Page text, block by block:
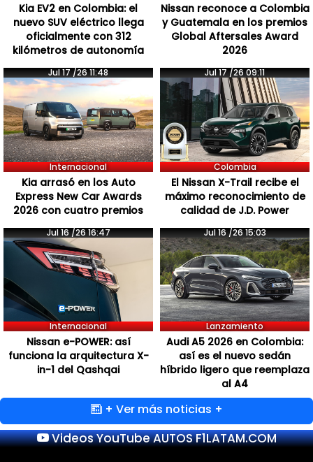
Kia EV2 en Colombia: el
nuevo SUV eléctrico llega
oficialmente con 312
kilómetros de autonomía
Nissan reconoce a Colombia
y Guatemala en los premios
Global Aftersales Award
2026
Jul 17 /26 11:48
Internacional
Kia arrasó en los Auto
Express New Car Awards
2026 con cuatro premios
Jul 17 /26 09:11
Colombia
El Nissan X-Trail recibe el
máximo reconocimiento de
calidad de J.D. Power
Jul 16 /26 16:47
Internacional
Nissan e-POWER: así
funciona la arquitectura X-
in-1 del Qashqai
Jul 16 /26 15:03
Lanzamiento
Audi A5 2026 en Colombia:
así es el nuevo sedán
híbrido ligero que reemplaza
al A4
+ Ver más noticias +
Videos YouTube AUTOS F1LATAM.COM